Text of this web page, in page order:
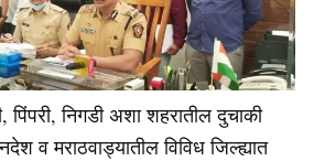
पिंपरी, निगडी अशा शहरातील दुचाकी
व मराठवाड्यातील विविध जिल्ह्यात